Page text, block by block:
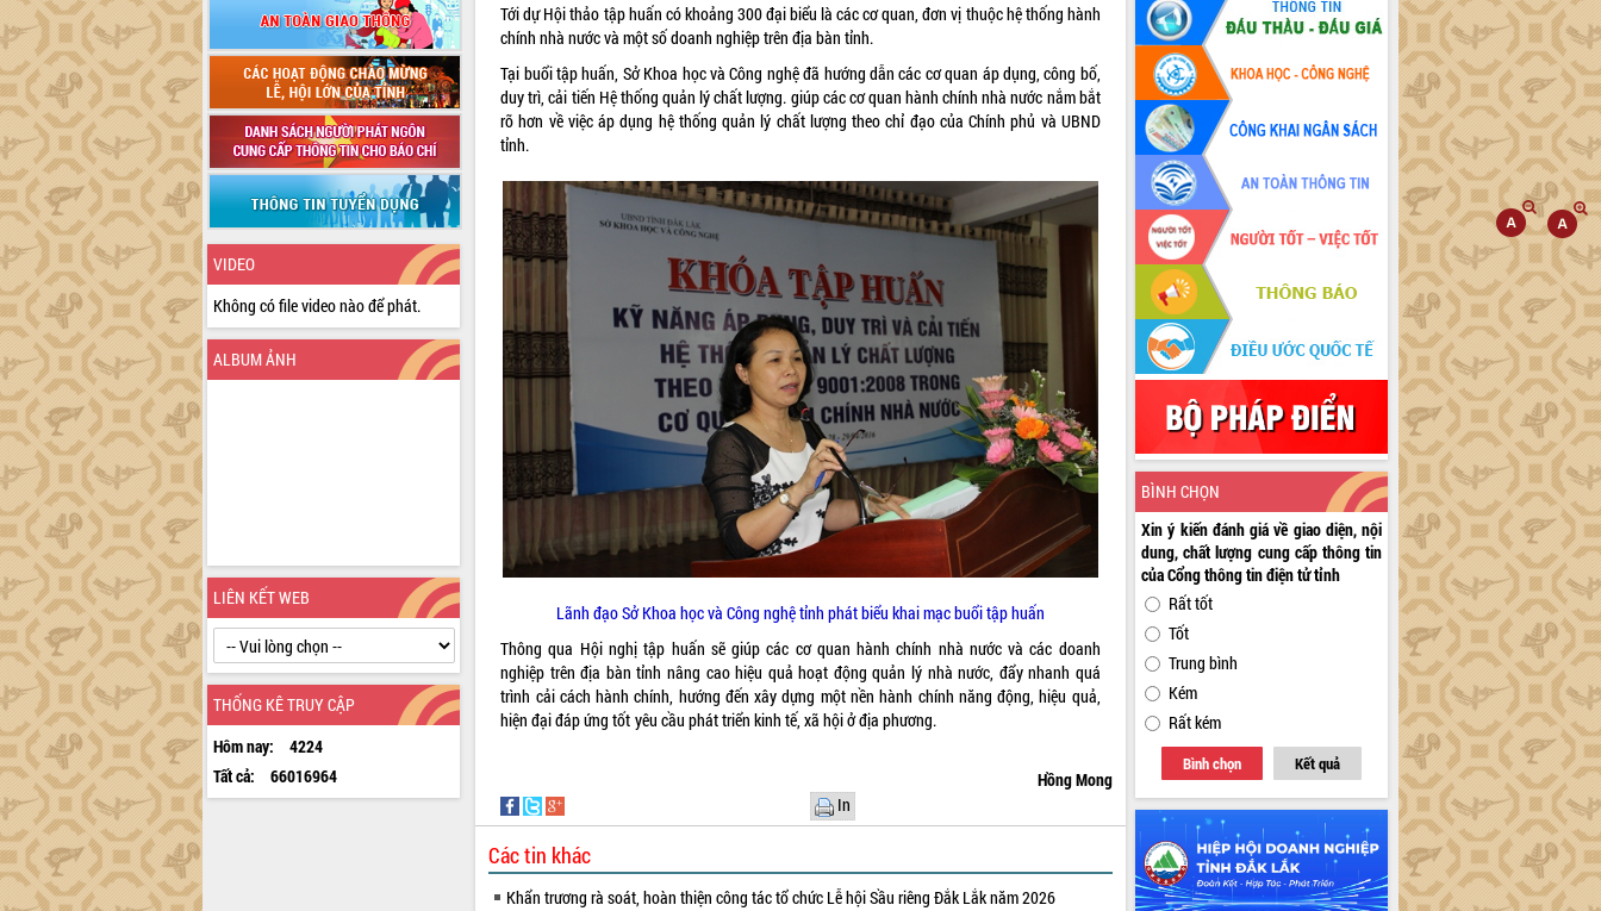
VIDEO
Không có file video nào để phát.
ALBUM ẢNH
LIÊN KẾT WEB
THỐNG KÊ TRUY CẬP
Hôm nay:
4224
Tất cả:
66016964
Tới dự Hội thảo tập huấn có khoảng 300 đại biểu là các cơ quan, đơn vị thuộc hệ thống hành
chính nhà nước và một số doanh nghiệp trên địa bàn tỉnh.
Tại buổi tập huấn, Sở Khoa học và Công nghệ đã hướng dẫn các cơ quan áp dụng, công bố,
duy trì, cải tiến Hệ thống quản lý chất lượng. giúp các cơ quan hành chính nhà nước nắm bắt
rõ hơn về việc áp dụng hệ thống quản lý chất lượng theo chỉ đạo của Chính phủ và UBND
tỉnh.
Lãnh đạo Sở Khoa học và Công nghệ tỉnh phát biểu khai mạc buổi tập huấn
Thông qua Hội nghị tập huấn sẽ giúp các cơ quan hành chính nhà nước và các doanh
nghiệp trên địa bàn tỉnh nâng cao hiệu quả hoạt động quản lý nhà nước, đẩy nhanh quá
trình cải cách hành chính, hướng đến xây dựng một nền hành chính năng động, hiệu quả,
hiện đại đáp ứng tốt yêu cầu phát triển kinh tế, xã hội ở địa phương.
Hồng Mong
In
Các tin khác
Khẩn trương rà soát, hoàn thiện công tác tổ chức Lễ hội Sầu riêng Đắk Lắk năm 2026
BÌNH CHỌN
Xin ý kiến đánh giá về giao diện, nội
dung, chất lượng cung cấp thông tin
của Cổng thông tin điện tử tỉnh
Rất tốt
Tốt
Trung bình
Kém
Rất kém
Bình chọn Kết quả